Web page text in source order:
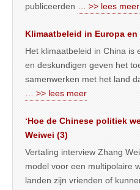
publiceerden
… >> lees meer
Klimaatbeleid in Europa
Het klimaatbeleid in China is
en deskundigen geven het
samenwerken met het land
… >> lees meer
‘Hoe de Chinese politiek
Weiwei (3)
Vertaling interview Zhang
model voor een multipolaire
landen zijn vrienden of